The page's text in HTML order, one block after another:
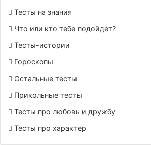
Тесты на знания
Что или кто тебе подойдет?
Тесты-истории
Гороскопы
Остальные тесты
Прикольные тесты
Тесты про любовь и дружбу
Тесты про характер